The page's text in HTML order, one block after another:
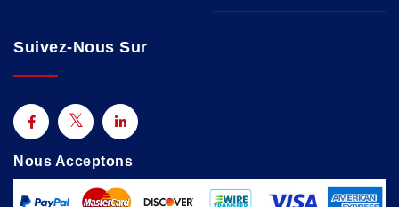
Suivez-Nous Sur
Nous Acceptons